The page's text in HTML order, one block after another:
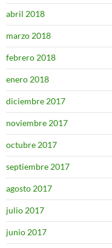
abril 2018
marzo 2018
febrero 2018
enero 2018
diciembre 2017
noviembre 2017
octubre 2017
septiembre 2017
agosto 2017
julio 2017
junio 2017